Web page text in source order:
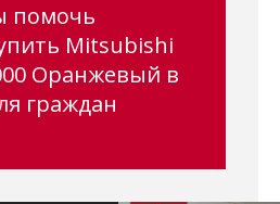
помочь
Mitsubishi
Оранжевый в
граждан